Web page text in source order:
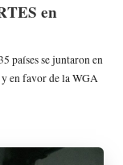
en
países se juntaron en
en favor de la WGA